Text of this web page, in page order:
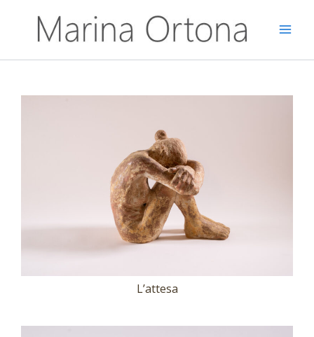
contenuto
L’attesa